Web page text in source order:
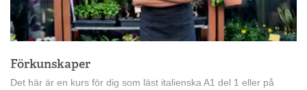
Förkunskaper
Det här är en kurs för dig som läst italienska A1 del 1 eller på